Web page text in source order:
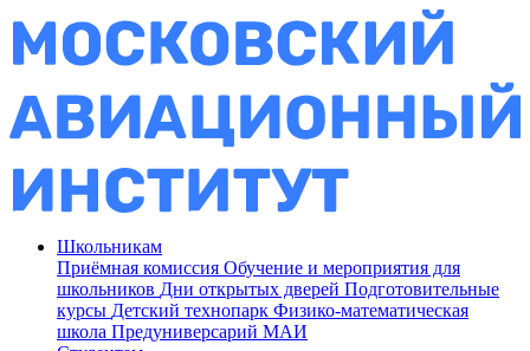
Школьникам
Приёмная комиссия Обучение и мероприятия для
школьников Дни открытых дверей Подготовительные
курсы Детский технопарк Физико-математическая
школа Предуниверсарий МАИ